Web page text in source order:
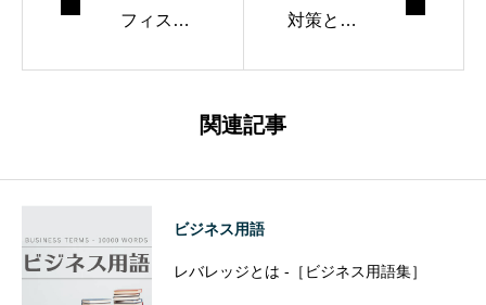
フィスと
対策とは
関連記事
ビジネス用語
レバレッジとは -［ビジネス用語集］